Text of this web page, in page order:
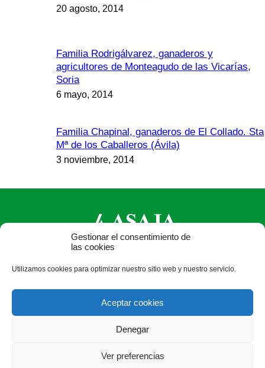
Gestionar el consentimiento de
las cookies
Utilizamos cookies para optimizar nuestro sitio web y nuestro servicio.
Aceptar cookies
Denegar
Ver preferencias
20 agosto, 2014
Familia Rodrigálvarez, ganaderos y
agricultores de Monteagudo de las Vicarías,
Soria
6 mayo, 2014
Familia Chapinal, ganaderos de El Collado. Sta
Mª de los Caballeros (Ávila)
3 noviembre, 2014
Valladolid - España · Tel.: +34 983 472 350 ·
info@asajacyl.com